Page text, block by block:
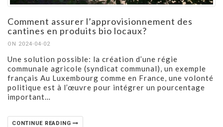
Comment assurer l’approvisionnement des
cantines en produits bio locaux?
ON 2024-04-02
Une solution possible: la création d’une régie
communale agricole (syndicat communal), un exemple
français Au Luxembourg comme en France, une volonté
politique est à l’œuvre pour intégrer un pourcentage
important…
CONTINUE READING